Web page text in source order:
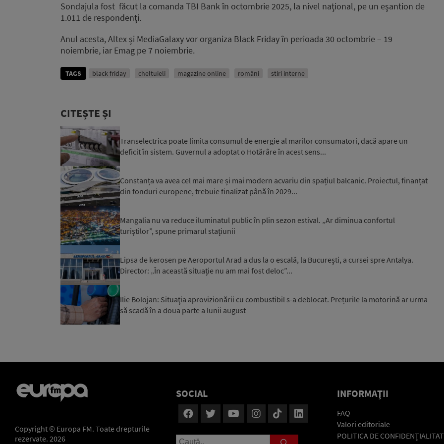
Sondajula fost făcut la comanda TBI Bank în octombrie 2025, la nivel naţional, pe un eşantion de
1.011 de respondenţi.
Anul acesta, Altex și MediaGalaxy vor organiza Black Friday în perioada 30 octombrie – 19
noiembrie, iar Emag pe 7 noiembrie.
TAGS black friday cheltuieli magazine online români stiri interne
CITEȘTE ȘI
Transelectrica poate limita consumul de energie al marilor consumatori, dacă apare un
deficit în sistem. Guvernul a adoptat o Hotărâre în acest sens...
Constanța va avea cel mai mare și mai modern acvariu din spațiul balcanic. Proiectul, finanțat
din fonduri europene, trebuie finalizat până în 2029...
Mangalia nu va reduce iluminatul public în plin sezon estival. „Ar diminua confortul
turiștilor”, spune primarul stațiunii
Lipsa de kerosen pe Aeroportul Arad a dus la o escală, la București, a cursei spre Antalya.
Director: „În această situație nu am mai fost deloc”...
Ilie Bolojan: Situaţia aprovizionării cu combustibil s-a deblocat. Prețurile la motorină ar urma
să scadă în a doua parte a lunii august
Copyright © Europa FM. Toate drepturile
rezervate. 2026
SOCIAL INFORMAŢII
FAQ
Valori editoriale
POLITICA DE